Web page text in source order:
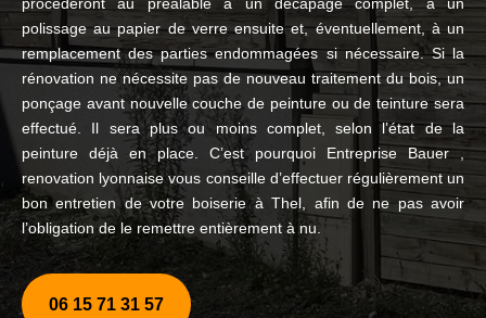
polissage au papier de verre ensuite et, éventuellement, à un
remplacement des parties endommagées si nécessaire. Si la
rénovation ne nécessite pas de nouveau traitement du bois, un
ponçage avant nouvelle couche de peinture ou de teinture sera
effectué. Il sera plus ou moins complet, selon l’état de la
peinture déjà en place. C’est pourquoi Entreprise Bauer ,
renovation lyonnaise vous conseille d’effectuer régulièrement un
bon entretien de votre boiserie à Thel, afin de ne pas avoir
l’obligation de le remettre entièrement à nu.
06 15 71 31 57